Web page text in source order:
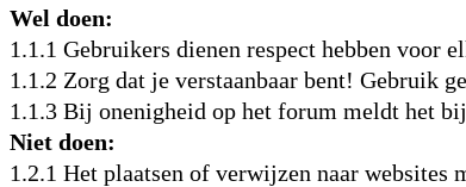
Wel doen:
1.1.1 Gebruikers dienen respect hebben voor
1.1.2 Zorg dat je verstaanbaar bent! Gebruik
1.1.3 Bij onenigheid op het forum meldt het
Niet doen:
1.2.1 Het plaatsen of verwijzen naar websites